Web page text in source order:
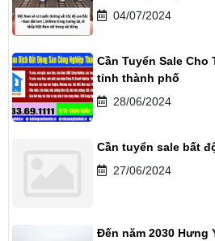
04/07/2024
Cần Tuyển Sale
tỉnh thành phố
28/06/2024
Cần tuyển sale bất
27/06/2024
Đến năm 2030 Hưng